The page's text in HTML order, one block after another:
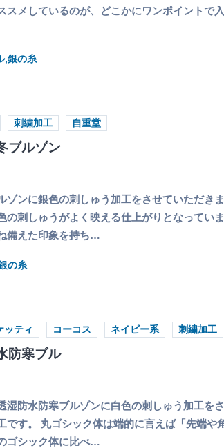
スメしているのが、どこかにワンポイントで
,銀の糸
刺繍加工 自重堂
ブルゾン
ゾンに銀色の刺しゅう加工をさせていただき
の刺しゅうがよく映える仕上がりとなってい
備えた印象を持ち…
の糸
ッティ コーコス ネイビー系 刺繍加工
防寒ブル
湿防水防寒ブルゾンに白色の刺しゅう加工を
です。 丸ゴシック体は端的に言えば「先端や
ゴシック体に比べ…